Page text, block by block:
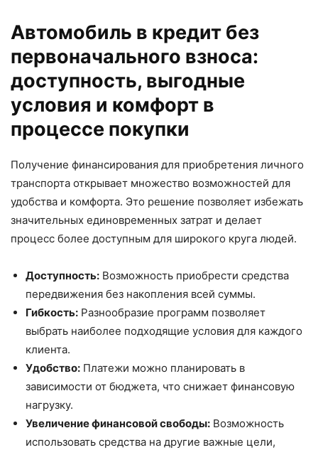
Автомобиль в кредит без
первоначального взноса:
доступность, выгодные
условия и комфорт в
процессе покупки
Получение финансирования для приобретения личного
транспорта открывает множество возможностей для
удобства и комфорта. Это решение позволяет избежать
значительных единовременных затрат и делает
процесс более доступным для широкого круга людей.
Доступность: Возможность приобрести средства
передвижения без накопления всей суммы.
Гибкость: Разнообразие программ позволяет
выбрать наиболее подходящие условия для каждого
клиента.
Удобство: Платежи можно планировать в
зависимости от бюджета, что снижает финансовую
нагрузку.
Увеличение финансовой свободы: Возможность
использовать средства на другие важные цели,